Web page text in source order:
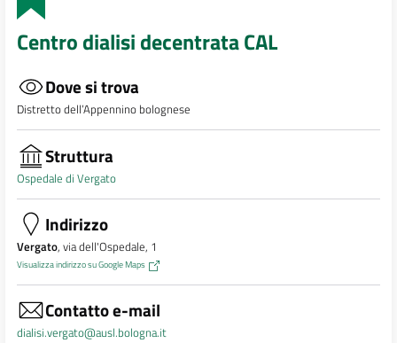
Centro dialisi decentrata CAL
Dove si trova
Distretto dell’Appennino bolognese
Struttura
Ospedale di Vergato
Indirizzo
Vergato, via dell'Ospedale, 1
Visualizza indirizzo su Google Maps
Contatto e-mail
dialisi.vergato@ausl.bologna.it